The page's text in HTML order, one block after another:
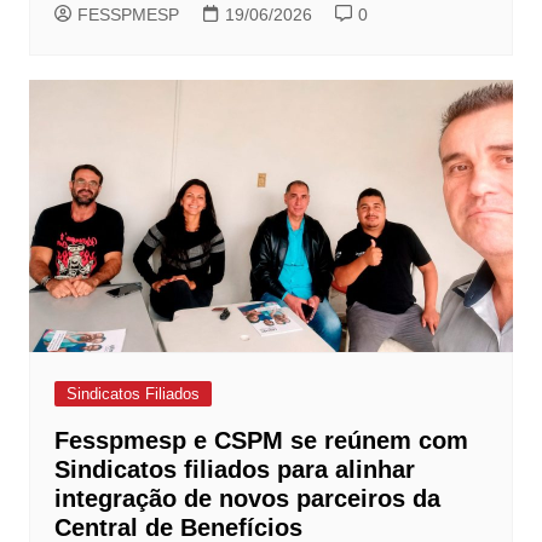
FESSPMESP 19/06/2026 0
Sindicatos Filiados
Fesspmesp e CSPM se reúnem com
Sindicatos filiados para alinhar
integração de novos parceiros da
Central de Benefícios